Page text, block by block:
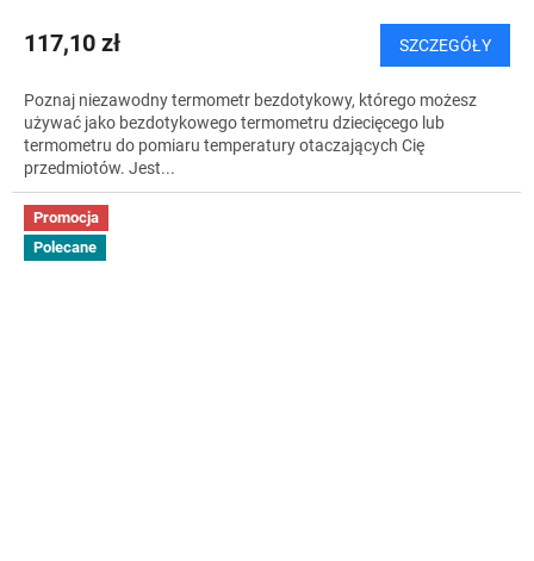
117,10 zł SZCZEGÓŁY
Poznaj niezawodny termometr bezdotykowy, którego możesz
używać jako bezdotykowego termometru dziecięcego lub
termometru do pomiaru temperatury otaczających Cię
przedmiotów. Jest...
Promocja
Polecane